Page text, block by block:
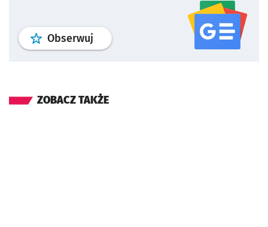
Obserwuj profil serwisu
ZOBACZ TAKŻE